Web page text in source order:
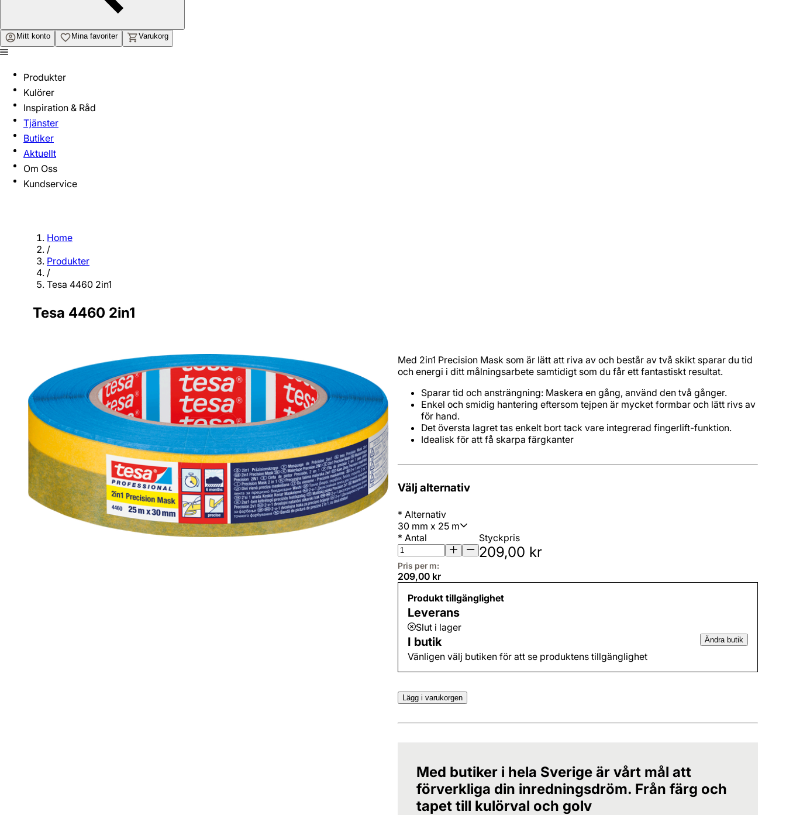
Mitt konto Mina favoriter Varukorg
Produkter
Kulörer
Inspiration & Råd
Tjänster
Butiker
Aktuellt
Om Oss
Kundservice
Home
/
Produkter
/
Tesa 4460 2in1
Tesa 4460 2in1
Med 2in1 Precision Mask som är lätt att riva av och består av två skikt sparar du tid
och energi i ditt målningsarbete samtidigt som du får ett fantastiskt resultat.
Sparar tid och ansträngning: Maskera en gång, använd den två gånger.
Enkel och smidig hantering eftersom tejpen är mycket formbar och lätt rivs av
för hand.
Det översta lagret tas enkelt bort tack vare integrerad fingerlift-funktion.
Idealisk för att få skarpa färgkanter
Välj alternativ
* Alternativ
30 mm x 25 m
* Antal Styckpris
209,00 kr
Pris per m:
209,00 kr
Produkt tillgänglighet
Leverans
Slut i lager
I butik
Vänligen välj butiken för att se produktens tillgänglighet
Ändra butik
Lägg i varukorgen
Med butiker i hela Sverige är vårt mål att
förverkliga din inredningsdröm. Från färg och
tapet till kulörval och golv